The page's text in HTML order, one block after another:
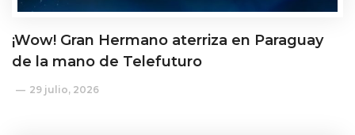
¡Wow! Gran Hermano aterriza en Paraguay
de la mano de Telefuturo
29 julio, 2026